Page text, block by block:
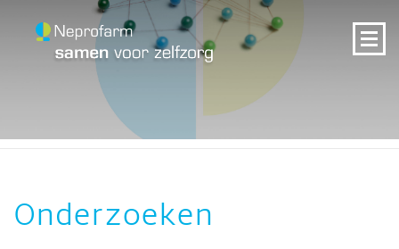
Onderzoeken